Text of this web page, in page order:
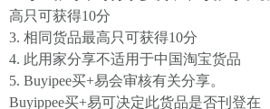
高只可获得10分
3. 相同货品最高只可获得10分
4. 此用家分享不适用于中国淘宝货品
5. Buyipee买+易会审核有关分享。
Buyippee买+易可决定此货品是否刊登在